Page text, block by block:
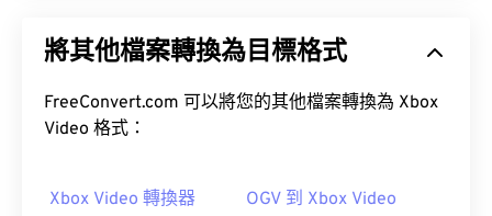
格式採用複雜的壓縮技術，使用編解碼器
，產生檔
副檔名與MPEG-1 格式最為密切相關。
如何開啟 MPEG 檔案？
將其他檔案轉換為目標格式
FreeConvert.com 可以將您的其他檔案轉換為 Xbox
Video 格式：
Xbox Video 轉換器 OGV 到 Xbox Video